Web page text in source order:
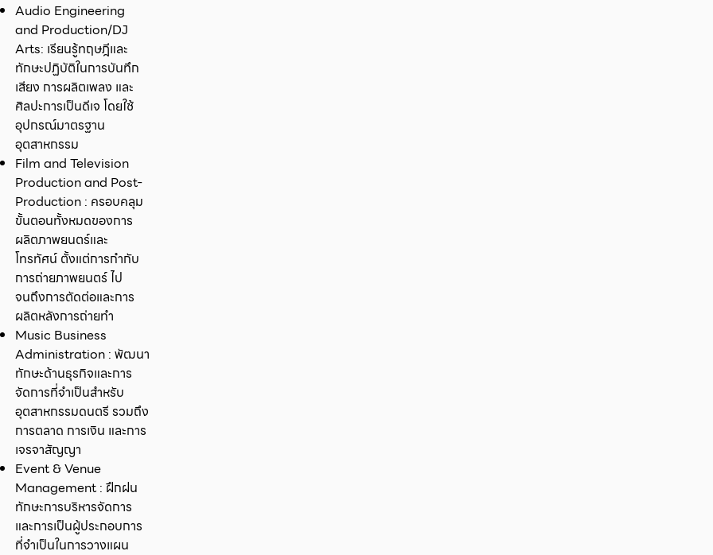
Audio Engineering
and Production/DJ
Arts: เรียนรู้ทฤษฎีและ
ทักษะปฏิบัติในการบันทึก
เสียง การผลิตเพลง และ
ศิลปะการเป็นดีเจ โดยใช้
อุปกรณ์มาตรฐาน
อุตสาหกรรม
Film and Television
Production and Post-
Production : ครอบคลุม
ขั้นตอนทั้งหมดของการ
ผลิตภาพยนตร์และ
โทรทัศน์ ตั้งแต่การกำกับ
การถ่ายภาพยนตร์ ไป
จนถึงการตัดต่อและการ
ผลิตหลังการถ่ายทำ
Music Business
Administration : พัฒนา
ทักษะด้านธุรกิจและการ
จัดการที่จำเป็นสำหรับ
อุตสาหกรรมดนตรี รวมถึง
การตลาด การเงิน และการ
เจรจาสัญญา
Event & Venue
Management : ฝึกฝน
ทักษะการบริหารจัดการ
และการเป็นผู้ประกอบการ
ที่จำเป็นในการวางแผน